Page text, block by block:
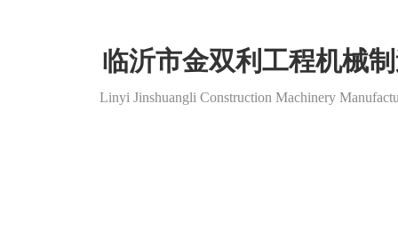
临沂市金双利工程机械
Linyi Jinshuangli Construction Machinery